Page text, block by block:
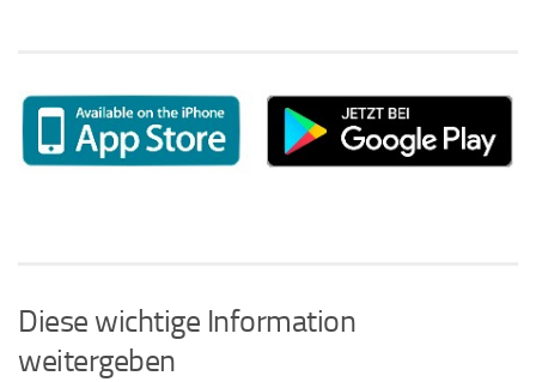
Diese wichtige Information
weitergeben